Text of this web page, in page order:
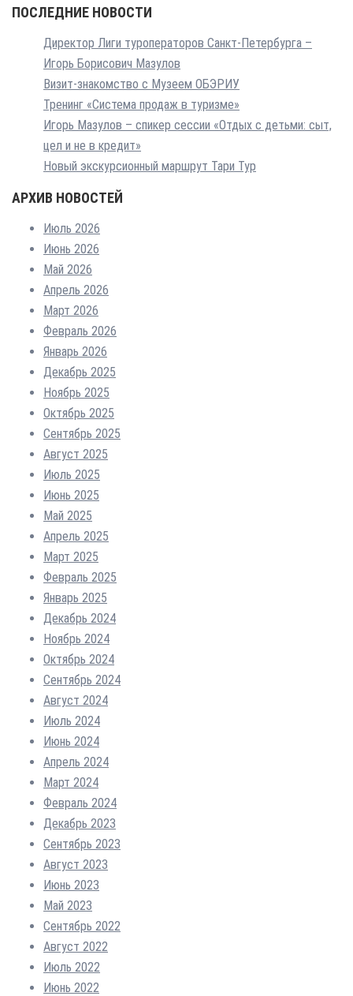
ПОСЛЕДНИЕ НОВОСТИ
Директор Лиги туроператоров Санкт-Петербурга –
Игорь Борисович Мазулов
Визит-знакомство с Музеем ОБЭРИУ
Тренинг «Система продаж в туризме»
Игорь Мазулов – спикер сессии «Отдых с детьми: сыт,
цел и не в кредит»
Новый экскурсионный маршрут Тари Тур
АРХИВ НОВОСТЕЙ
Июль 2026
Июнь 2026
Май 2026
Апрель 2026
Март 2026
Февраль 2026
Январь 2026
Декабрь 2025
Ноябрь 2025
Октябрь 2025
Сентябрь 2025
Август 2025
Июль 2025
Июнь 2025
Май 2025
Апрель 2025
Март 2025
Февраль 2025
Январь 2025
Декабрь 2024
Ноябрь 2024
Октябрь 2024
Сентябрь 2024
Август 2024
Июль 2024
Июнь 2024
Апрель 2024
Март 2024
Февраль 2024
Декабрь 2023
Сентябрь 2023
Август 2023
Июнь 2023
Май 2023
Сентябрь 2022
Август 2022
Июль 2022
Июнь 2022